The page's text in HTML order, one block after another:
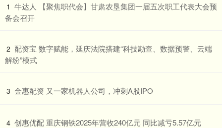
1 ​牛达人 【聚焦职代会】甘肃农垦集团一届五次职工代表大会预
备会召开
2 ​配资宝 数字赋能，延庆法院搭建“科技勘查、数据预警、云端
解纷”模式
3 ​金惠配资 又一家机器人公司，冲刺A股IPO
4 ​创惠优配 重庆钢铁2025年营收240亿元 同比减亏5.57亿元